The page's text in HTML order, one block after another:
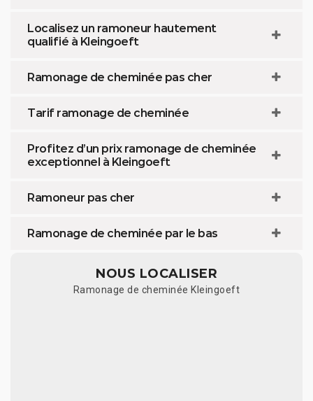
Localisez un ramoneur hautement
qualifié à Kleingoeft
Ramonage de cheminée pas cher
Tarif ramonage de cheminée
Profitez d’un prix ramonage de cheminée
exceptionnel à Kleingoeft
Ramoneur pas cher
Ramonage de cheminée par le bas
NOUS LOCALISER
Ramonage de cheminée Kleingoeft